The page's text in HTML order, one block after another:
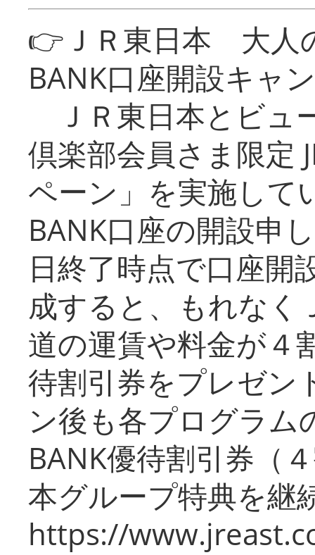
👉ＪＲ東日本 大人
BANK口座開設キャ
ＪＲ東日本とビュ
倶楽部会員さま限定
ペーン」を実施して
BANK口座の開設申
日終了時点で口座開
成すると、もれなく
道の運賃や料金が４
待割引券をプレゼン
ン後も各プログラム
BANK優待割引券（
本グループ特典を継
https://